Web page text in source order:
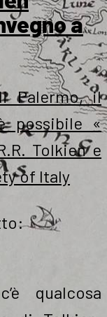
a
Palermo, il
possibile «
Tolkien e
of Italy
qualcosa